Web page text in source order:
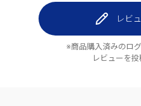
レビ
※商品購入済みのロ
レビューを